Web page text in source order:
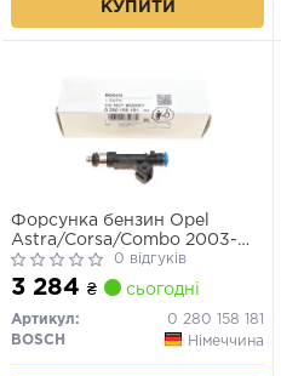
КУПИТИ
Форсунка бензин Opel
Astra/Corsa/Combo 2003-
1,0i,1,2i,1,4i Twinport (вир-во
Bosch)
0 відгуків
3 284 ₴ сьогодні
Артикул:
0 280 158 181
BOSCH
Німеччина